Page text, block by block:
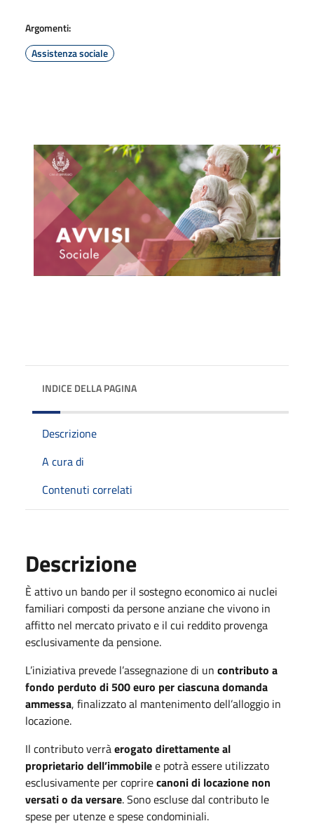
Argomenti:
Assistenza sociale
INDICE DELLA PAGINA
Descrizione
A cura di
Contenuti correlati
Descrizione
È attivo un bando per il sostegno economico ai nuclei
familiari composti da persone anziane che vivono in
affitto nel mercato privato e il cui reddito provenga
esclusivamente da pensione.
L’iniziativa prevede l’assegnazione di un contributo a
fondo perduto di 500 euro per ciascuna domanda
ammessa, finalizzato al mantenimento dell’alloggio in
locazione.
Il contributo verràerogato direttamente al
proprietario dell’immobilee potrà essere utilizzato
esclusivamente per coprirecanoni di locazione non
versati o da versare. Sono escluse dal contributo le
spese per utenze e spese condominiali.